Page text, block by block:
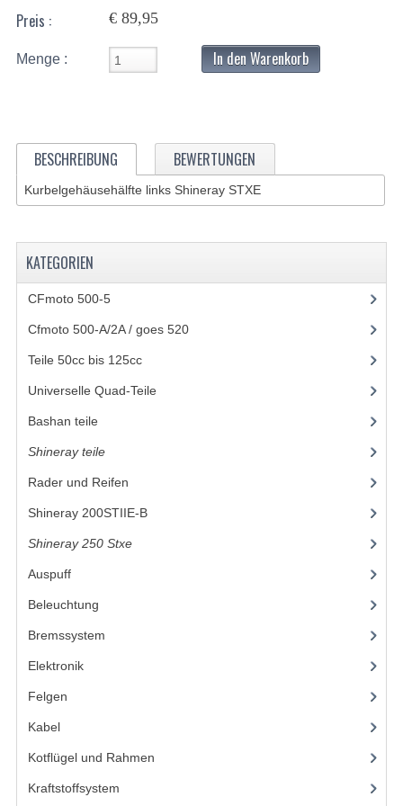
BASHAN 200S-7-200S-A
AUSPUFFANLAGE
BREMSSYSTEM
ELEKTRONIK
KETTE UND KETTENRÄDER
KRAFTSTOFFSYSTEM
Preis :
€ 89,95
Menge : In den Warenkorb
BESCHREIBUNG BEWERTUNGEN
Kurbelgehäusehälfte links Shineray STXE
KATEGORIEN
CFmoto 500-5(5)
Cfmoto 500-A/2A / goes 520(347)
Teile 50cc bis 125cc(49)
Universelle Quad-Teile
Bashan teile
Shineray teile(700)
Rader und Reifen
Shineray 200STIIE-B(32)
Shineray 250 Stxe(148)
Auspuff
Beleuchtung
Bremssystem
Elektronik(12)
Felgen
Kabel(3)
Kotflügel und Rahmen
Kraftstoffsystem